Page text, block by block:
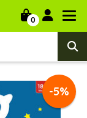
0
-5%